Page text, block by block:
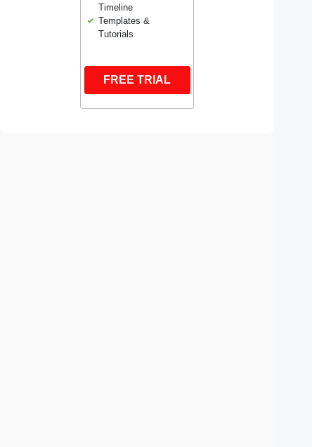
Timeline
Templates &
Tutorials
FREE TRIAL